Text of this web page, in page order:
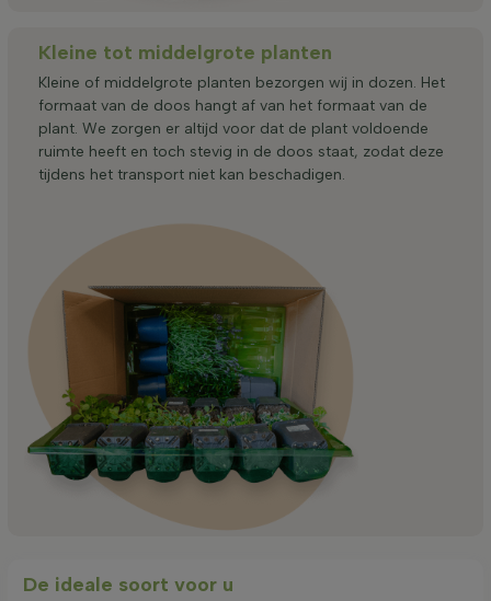
Kleine tot middelgrote planten
Kleine of middelgrote planten bezorgen wij in dozen. Het
formaat van de doos hangt af van het formaat van de
plant. We zorgen er altijd voor dat de plant voldoende
ruimte heeft en toch stevig in de doos staat, zodat deze
tijdens het transport niet kan beschadigen.
De ideale soort voor u